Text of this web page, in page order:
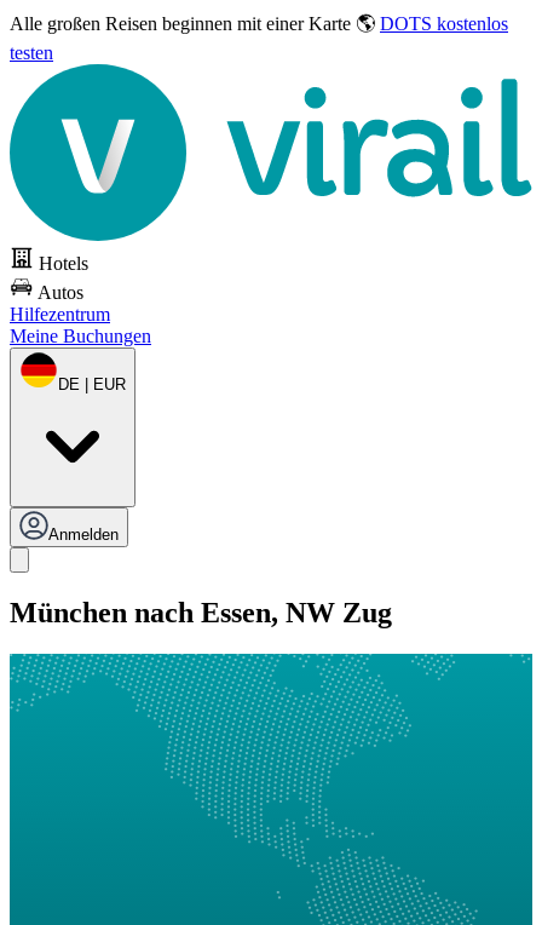
Alle großen Reisen beginnen mit einer Karte 🌎 DOTS kostenlos
testen
Hotels
Autos
Hilfezentrum
Meine Buchungen
DE | EUR
Anmelden
München nach Essen, NW Zug